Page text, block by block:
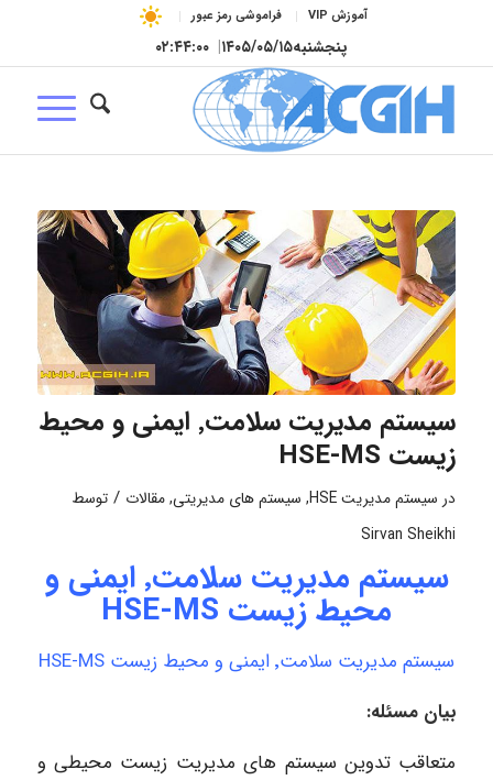
آموزش VIP فراموشی رمز عبور
پنجشنبه۱۴۰۵/۰۵/۱۵| ۰۲:۴۴:۰۱
سیستم مدیریت سلامت٬ ایمنی و محیط
زیست HSE-MS
در سیستم مدیریت HSE , سیستم های مدیریتی,مقالات / توسط
Sirvan Sheikhi
سیستم مدیریت سلامت٬ ایمنی و
محیط زیست HSE-MS
سیستم مدیریت سلامت٬ ایمنی و محیط زیست HSE-MS
بیان مسئله:
متعاقب تدوین سیستم های مدیریت زیست محیطی و